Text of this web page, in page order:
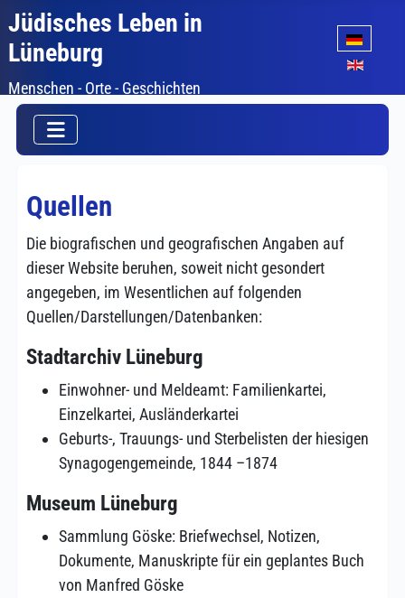
Jüdisches Leben in
Lüneburg
Menschen - Orte - Geschichten
Sprache
Quellen
Die biografischen und geografischen Angaben auf
dieser Website beruhen, soweit nicht gesondert
angegeben, im Wesentlichen auf folgenden
Quellen/Darstellungen/Datenbanken:
Stadtarchiv Lüneburg
Einwohner- und Meldeamt: Familienkartei,
Einzelkartei, Ausländerkartei
Geburts-, Trauungs- und Sterbelisten der hiesigen
Synagogengemeinde, 1844 –1874
Museum Lüneburg
Sammlung Göske: Briefwechsel, Notizen,
Dokumente, Manuskripte für ein geplantes Buch
von Manfred Göske